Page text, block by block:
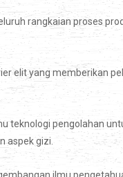
rangkaian proses
elit yang memberikan
teknologi pengolahan
aspek gizi.